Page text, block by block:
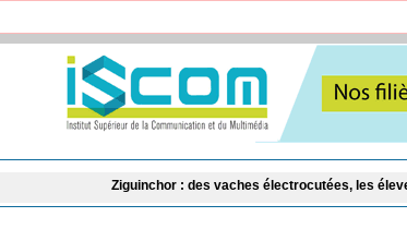
Ziguinchor : des vaches électrocutées, les éleveurs dénoncent un